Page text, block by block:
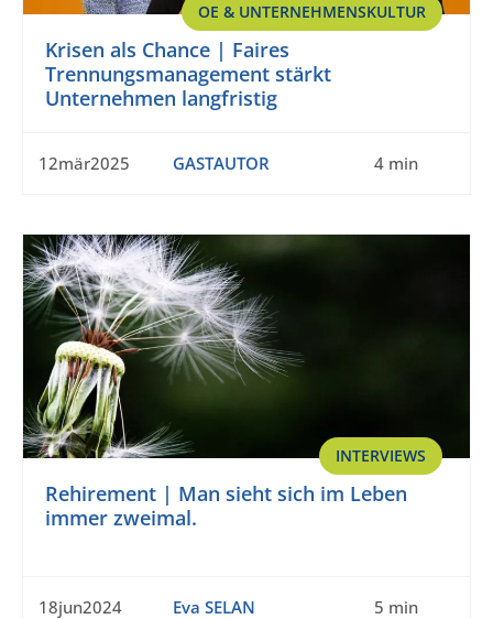
OE & UNTERNEHMENSKULTUR
Krisen als Chance | Faires
Trennungsmanagement stärkt
Unternehmen langfristig
12mär2025 GASTAUTOR 4 min
INTERVIEWS
Rehirement | Man sieht sich im Leben
immer zweimal.
18jun2024 Eva SELAN 5 min